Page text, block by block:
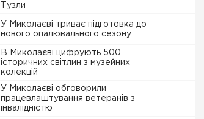
Тузли
У Миколаєві триває підготовка до
нового опалювального сезону
В Миколаєві цифрують 500
історичних світлин з музейних
колекцій
У Миколаєві обговорили
працевлаштування ветеранів з
інвалідністю